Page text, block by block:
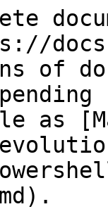
of
as